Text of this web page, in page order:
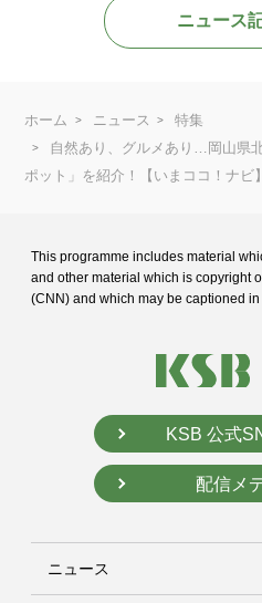
ニュース
ホーム ニュース
特集
自然あり、グルメあり…岡山県
ポット」を紹介！【いまココ！ナビ】
This programme includes material
and other material which is copyright
(CNN) and which may be captioned
KSB 公式
配信メ
ニュース